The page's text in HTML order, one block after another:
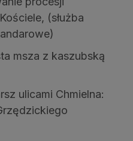
(służba
msza z kaszubską
ulicami Chmielna: